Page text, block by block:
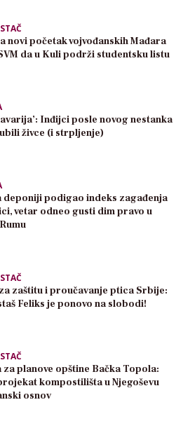
novi početak vojvođanskih Mađara
da u Kuli podrži studentsku listu
Inđijci posle novog nestanka
živce (i strpljenje)
deponiji podigao indeks zagađenja
vetar odneo gusti dim pravo u
zaštitu i proučavanje ptica Srbije:
Feliks je ponovo na slobodi!
planove opštine Bačka Topola:
kompostilišta u Njegoševu
osnov